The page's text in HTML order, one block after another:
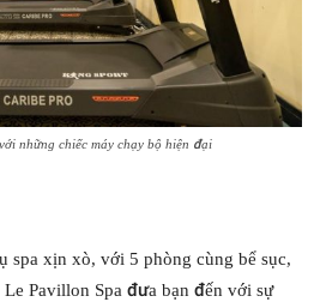
những chiếc máy chạy bộ hiện đại
spa xịn xò, với 5 phòng cùng bể sục,
Pavillon Spa đưa bạn đến với sự